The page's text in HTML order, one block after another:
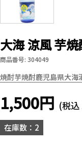
大海 涼風 芋
商品番号: 304049
焼酎芋焼酎鹿児島県大海
1,500円 (税込
在庫数：2